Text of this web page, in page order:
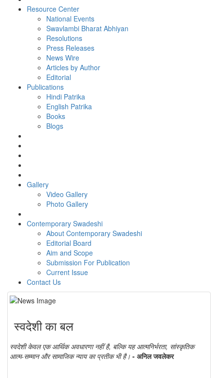
Resource Center
National Events
Swavlambi Bharat Abhiyan
Resolutions
Press Releases
News Wire
Articles by Author
Editorial
Publications
Hindi Patrika
English Patrika
Books
Blogs
Gallery
Video Gallery
Photo Gallery
Contemporary Swadeshi
About Contemporary Swadeshi
Editorial Board
Aim and Scope
Submission For Publication
Current Issue
Contact Us
स्वदेशी का बल
स्वदेशी केवल एक आर्थिक अवधारणा नहीं है, बल्कि यह आत्मनिर्भरता, सांस्कृतिक
आत्म-सम्मान और सामाजिक न्याय का प्रतीक भी है। - अनिल जवलेकर